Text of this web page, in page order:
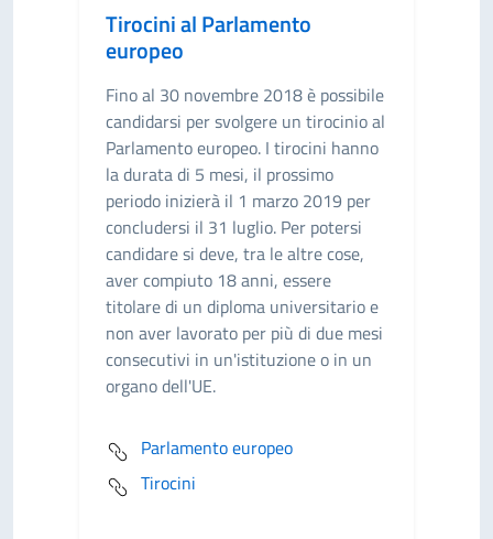
Tirocini al Parlamento
europeo
Fino al 30 novembre 2018 è possibile
candidarsi per svolgere un tirocinio al
Parlamento europeo. I tirocini hanno
la durata di 5 mesi, il prossimo
periodo inizierà il 1 marzo 2019 per
concludersi il 31 luglio. Per potersi
candidare si deve, tra le altre cose,
aver compiuto 18 anni, essere
titolare di un diploma universitario e
non aver lavorato per più di due mesi
consecutivi in un'istituzione o in un
organo dell'UE.
Parlamento europeo
Tirocini